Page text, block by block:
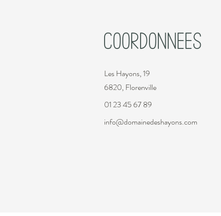
CoordonnEes
Les Hayons, 19
6820, Florenville
01 23 45 67 89
info@domainedeshayons.com